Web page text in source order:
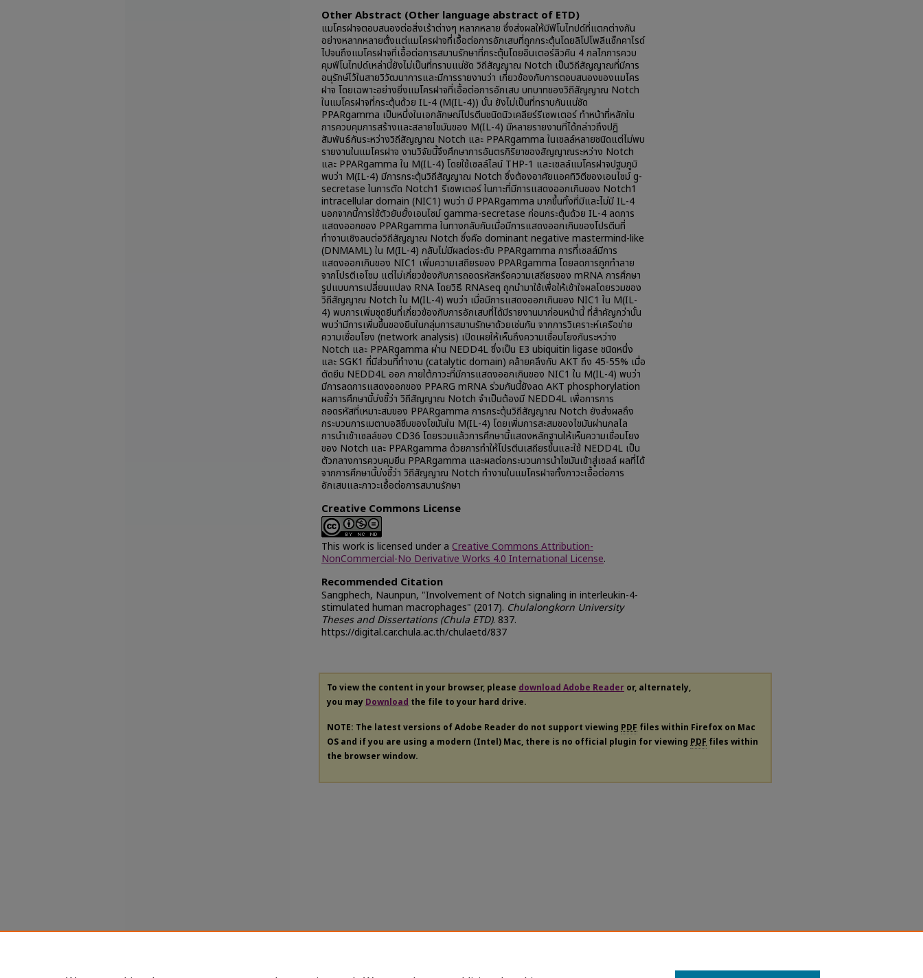
Other Abstract (Other language abstract of ETD)
แมโครฝาจตอบสนองต่อสิ่งเร้าต่างๆ หลากหลาย ซึ่งส่งผลให้มีฟีโนไทปด์ที่แตกต่างกัน
อย่างหลากหลายตั้งแต่แมโครฝาจที่เอื้อต่อการอักเสบที่ถูกกระตุ้นโดยลิโปโพลีแซ็กคาไรด์
ไปจนถึงแมโครฝาจที่เอื้อต่อการสมานรักษาที่กระตุ้นโดยอินเตอร์ลิวคิน 4 กลไกการควบ
คุมฟีโนไทปด์เหล่านี้ยังไม่เป็นที่ทราบแน่ชัด วิถีสัญญาณ Notch เป็นวิถีสัญญาณที่มีการ
อนุรักษ์ไว้ในสายวิวัฒนาการและมีการรายงานว่า เกี่ยวข้องกับการตอบสนองของแมโคร
ฝาจ โดยเฉพาะอย่างยิ่งแมโครฝาจที่เอื้อต่อการอักเสบ บทบาทของวิถีสัญญาณ Notch
ในแมโครฝาจที่กระตุ้นด้วย IL-4 (M(IL-4)) นั้น ยังไม่เป็นที่ทราบกันแน่ชัด
PPARgamma เป็นหนึ่งในเอกลักษณ์โปรตีนชนิดนิวเคลียร์รีเซพเตอร์ ทำหน้าที่หลักใน
การควบคุมการสร้างและสลายไขมันของ M(IL-4) มีหลายรายงานที่ได้กล่าวถึงปฎิ
สัมพันธ์กันระหว่างวิถีสัญญาณ Notch และ PPARgamma ในเซลล์หลายชนิดแต่ไม่พบ
รายงานในแมโครฝาจ งานวิจัยนี้จึงศึกษาการอันตรกิริยาของสัญญาณระหว่าง Notch
และ PPARgamma ใน M(IL-4) โดยใช้เซลล์ไลน์ THP-1 และเซลล์แมโครฝาจปฐมภูมิ
พบว่า M(IL-4) มีการกระตุ้นวิถีสัญญาณ Notch ซึ่งต้องอาศัยแอคทิวิตีของเอนไซม์ g-
secretase ในการตัด Notch1 รีเซพเตอร์ ในภาะที่มีการแสดงออกเกินของ Notch1
intracellular domain (NIC1) พบว่า มี PPARgamma มากขึ้นทั้งที่มีและไม่มี IL-4
นอกจากนี้การใช้ตัวยับยั้งเอนไซม์ gamma-secretase ก่อนกระตุ้นด้วย IL-4 ลดการ
แสดงออกของ PPARgamma ในทางกลับกันเมื่อมีการแสดงออกเกินของโปรตีนที่
ทำงานเชิงลบต่อวิถีสัญญาณ Notch ซึ่งคือ dominant negative mastermind-like
(DNMAML) ใน M(IL-4) กลับไม่มีผลต่อระดับ PPARgamma การที่เซลล์มีการ
แสดงออกเกินของ NIC1 เพิ่มความเสถียรของ PPARgamma โดยลดการถูกทำลาย
จากโปรตีเอโซม แต่ไม่เกี่ยวข้องกับการถอดรหัสหรือความเสถียรของ mRNA การศึกษา
รูปแบบการเปลี่ยนแปลง RNA โดยวิธี RNAseq ถูกนำมาใช้เพื่อให้เข้าใจผลโดยรวมของ
วิถีสัญญาณ Notch ใน M(IL-4) พบว่า เมื่อมีการแสดงออกเกินของ NIC1 ใน M(IL-
4) พบการเพิ่มชุดยีนที่เกี่ยวข้องกับการอักเสบที่ได้มีรายงานมาก่อนหน้านี้ ที่สำคัญกว่านั้น
พบว่ามีการเพิ่มขึ้นของยีนในกลุ่มการสมานรักษาด้วยเช่นกัน จากการวิเคราะห์เครือข่าย
ความเชื่อมโยง (network analysis) เปิดเผยให้เห็นถึงความเชื่อมโยงกันระหว่าง
Notch และ PPARgamma ผ่าน NEDD4L ซึ่งเป็น E3 ubiquitin ligase ชนิดหนึ่ง
และ SGK1 ที่มีส่วนที่ทำงาน (catalytic domain) คล้ายคลึงกับ AKT ถึง 45-55% เมื่อ
ตัดยีน NEDD4L ออก ภายใต้ภาวะที่มีการแสดงออกเกินของ NIC1 ใน M(IL-4) พบว่า
มีการลดการแสดงออกของ PPARG mRNA ร่วมกันนี้ยังลด AKT phosphorylation
ผลการศึกษานี้บ่งชี้ว่า วิถีสัญญาณ Notch จำเป็นต้องมี NEDD4L เพื่อการการ
ถอดรหัสที่เหมาะสมของ PPARgamma การกระตุ้นวิถีสัญญาณ Notch ยังส่งผลถึง
กระบวนการเมตาบอลิซึมของไขมันใน M(IL-4) โดยเพิ่มการสะสมของไขมันผ่านกลไล
การนำเข้าเซลล์ของ CD36 โดยรวมแล้วการศึกษานี้แสดงหลักฐานให้เห็นความเชื่อมโยง
ของ Notch และ PPARgamma ด้วยการทำให้โปรตีนเสถียรขึ้นและใช้ NEDD4L เป็น
ตัวกลางการควบคุมยีน PPARgamma และผลต่อกระบวนการนำไขมันเข้าสู่เซลล์ ผลที่ได้
จากการศึกษานี้บ่งชี้ว่า วิถีสัญญาณ Notch ทำงานในแมโครฝาจทั้งภาวะเอื้อต่อการ
อักเสบและภาวะเอื้อต่อการสมานรักษา
Creative Commons License
This work is licensed under a Creative Commons Attribution-
NonCommercial-No Derivative Works 4.0 International License.
Recommended Citation
Sangphech, Naunpun, "Involvement of Notch signaling in interleukin-4-
stimulated human macrophages" (2017). Chulalongkorn University
Theses and Dissertations (Chula ETD). 837.
https://digital.car.chula.ac.th/chulaetd/837
To view the content in your browser, please download Adobe Reader or, alternately,
you may Download the file to your hard drive.
NOTE: The latest versions of Adobe Reader do not support viewing PDF files within Firefox on Mac
OS and if you are using a modern (Intel) Mac, there is no official plugin for viewing PDF files within
the browser window.